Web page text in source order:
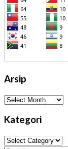
Arsip
Arsip
Kategori
Kategori